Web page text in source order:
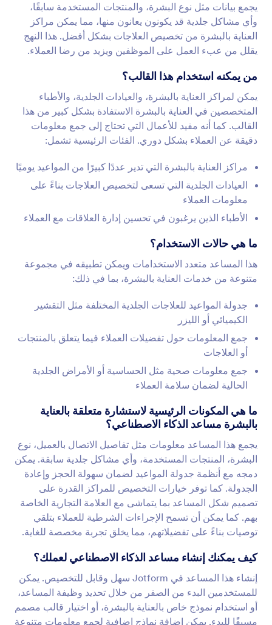
يجمع بيانات مثل نوع البشرة، والمنتجات المستخدمة سابقًا،
وأي مشاكل جلدية قد يكونون يعانون منها، مما يمكن مراكز
العناية بالبشرة من تخصيص العلاجات بشكل أفضل. هذا النهج
يقلل من عبء العمل على الموظفين ويزيد من رضا العملاء.
من يمكنه استخدام هذا القالب؟
يمكن لمراكز العناية بالبشرة، والعيادات الجلدية، والأطباء
المتخصصين في العناية بالبشرة الاستفادة بشكل كبير من هذا
القالب. كما أنه مفيد للأعمال التي تحتاج إلى جمع معلومات
دقيقة عن العملاء بشكل دوري. الفئات الرئيسية تشمل:
مراكز العناية بالبشرة التي تدير عددًا كبيرًا من المواعيد يوميًا
العيادات الجلدية التي تسعى لتخصيص العلاجات بناءً على
معلومات العملاء
الأطباء الذين يرغبون في تحسين إدارة العلاقات مع العملاء
ما هي حالات الاستخدام؟
هذا المساعد متعدد الاستخدامات ويمكن تطبيقه في مجموعة
متنوعة من خدمات العناية بالبشرة، بما في ذلك:
جدولة المواعيد للعلاجات الجلدية المختلفة مثل التقشير
الكيميائي أو الليزر
جمع المعلومات حول تفضيلات العملاء فيما يتعلق بالمنتجات
أو العلاجات
جمع معلومات صحية مثل الحساسية أو الأمراض الجلدية
الحالية لضمان سلامة العملاء
ما هي المكونات الرئيسية لاستشارة متعلقة بالعناية
بالبشرة مساعد الذكاء الاصطناعي؟
يجمع هذا المساعد معلومات مثل تفاصيل الاتصال بالعميل، نوع
البشرة، المنتجات المستخدمة، وأي مشاكل جلدية سابقة. يمكن
دمجه مع أنظمة جدولة المواعيد لضمان سهولة الحجز وإعادة
الجدولة. كما توفر خيارات التخصيص للمراكز القدرة على
تصميم شكل المساعد بما يتماشى مع العلامة التجارية الخاصة
بهم. كما يمكن أن تسمح الإجراءات الشرطية للعملاء بتلقي
توصيات بناءً على تفضيلاتهم، مما يخلق تجربة مخصصة للغاية.
كيف يمكنك إنشاء مساعد الذكاء الاصطناعي لعملك؟
إنشاء هذا المساعد في Jotform سهل وقابل للتخصيص. يمكن
للمستخدمين البدء من الصفر من خلال تحديد وظيفة المساعد،
أو استخدام نموذج خاص بالعناية بالبشرة، أو اختيار قالب مصمم
مسبقًا للبدء. يمكن إضافة نماذج إضافية لجمع معلومات متنوعة